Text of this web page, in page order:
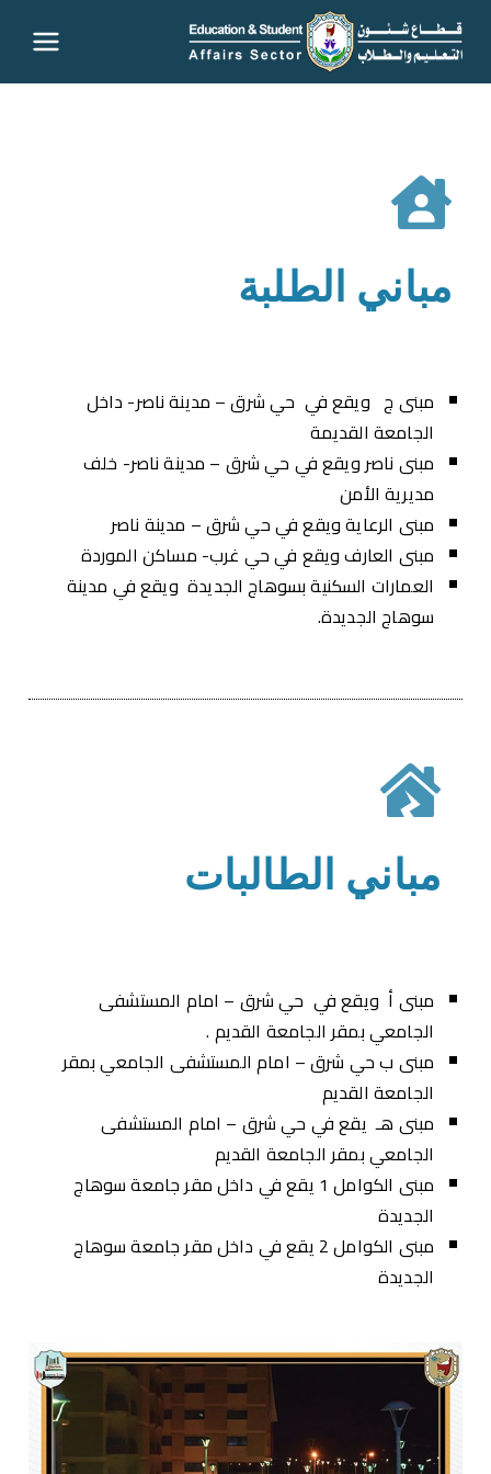
قطاع
مباني الطلبة
مبنى ج ويقع في حي شرق – مدينة ناصر- داخل
الجامعة القديمة
مبنى ناصر ويقع في حي شرق – مدينة ناصر- خلف
مديرية الأمن
مبنى الرعاية ويقع في حي شرق – مدينة ناصر
مبنى العارف ويقع في حي غرب- مساكن الموردة
العمارات السكنية بسوهاج الجديدة ويقع في مدينة
سوهاج الجديدة.
مباني الطالبات
مبنى أ ويقع في حي شرق – امام المستشفى
الجامعي بمقر الجامعة القديم .
مبنى ب حي شرق – امام المستشفى الجامعي بمقر
الجامعة القديم
مبنى هـ يقع في حي شرق – امام المستشفى
الجامعي بمقر الجامعة القديم
مبنى الكوامل 1 يقع في داخل مقر جامعة سوهاج
الجديدة
مبنى الكوامل 2 يقع في داخل مقر جامعة سوهاج
الجديدة